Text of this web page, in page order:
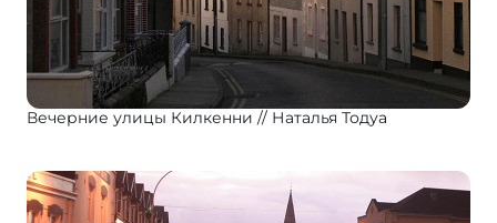
Вечерние улицы Килкенни Наталья Тодуа